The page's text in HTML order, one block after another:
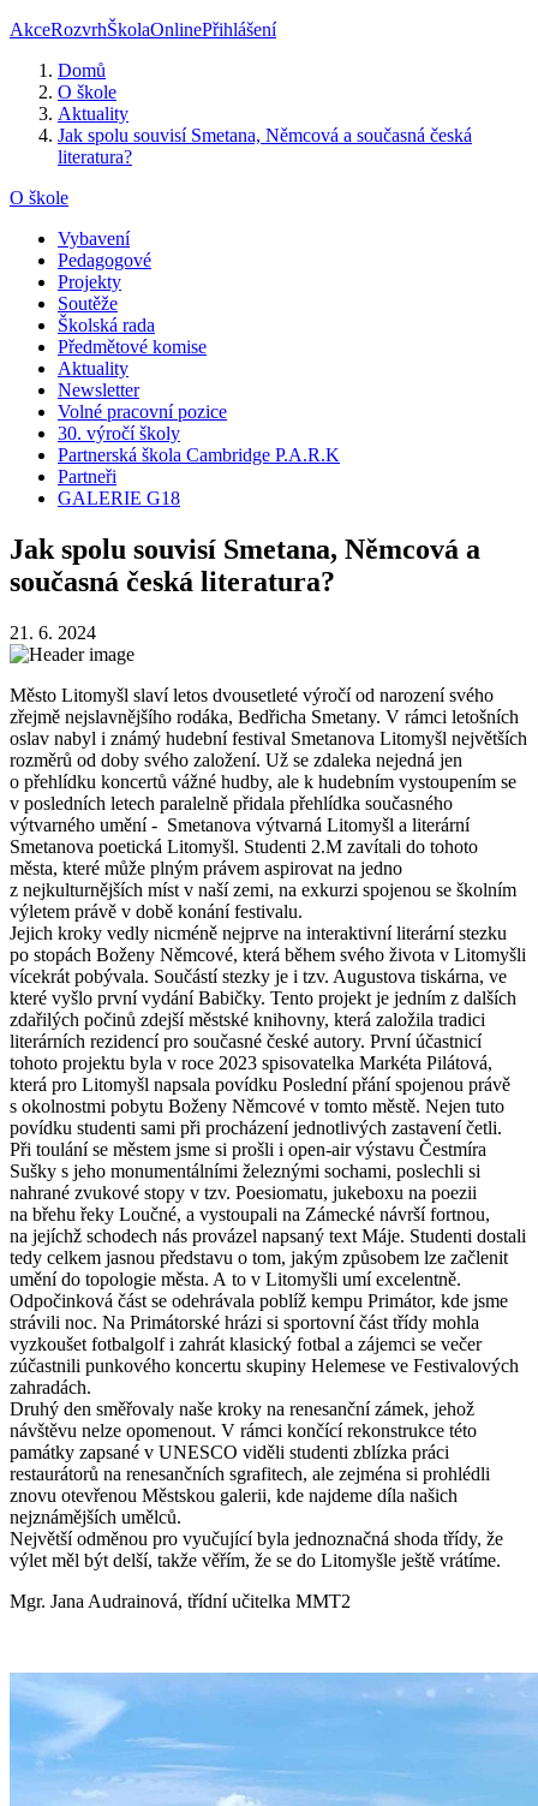
AkceRozvrhŠkolaOnlinePřihlášení
Domů
O škole
Aktuality
Jak spolu souvisí Smetana, Němcová a současná česká
literatura?
O škole
Vybavení
Pedagogové
Projekty
Soutěže
Školská rada
Předmětové komise
Aktuality
Newsletter
Volné pracovní pozice
30. výročí školy
Partnerská škola Cambridge P.A.R.K
Partneři
GALERIE G18
Jak spolu souvisí Smetana, Němcová a
současná česká literatura?
21. 6. 2024
Město Litomyšl slaví letos dvousetleté výročí od narození svého
zřejmě nejslavnějšího rodáka, Bedřicha Smetany. V rámci letošních
oslav nabyl i známý hudební festival Smetanova Litomyšl největších
rozměrů od doby svého založení. Už se zdaleka nejedná jen
o přehlídku koncertů vážné hudby, ale k hudebním vystoupením se
v posledních letech paralelně přidala přehlídka současného
výtvarného umění - Smetanova výtvarná Litomyšl a literární
Smetanova poetická Litomyšl. Studenti 2.M zavítali do tohoto
města, které může plným právem aspirovat na jedno
z nejkulturnějších míst v naší zemi, na exkurzi spojenou se školním
výletem právě v době konání festivalu.
Jejich kroky vedly nicméně nejprve na interaktivní literární stezku
po stopách Boženy Němcové, která během svého života v Litomyšli
vícekrát pobývala. Součástí stezky je i tzv. Augustova tiskárna, ve
které vyšlo první vydání Babičky. Tento projekt je jedním z dalších
zdařilých počinů zdejší městské knihovny, která založila tradici
literárních rezidencí pro současné české autory. První účastnicí
tohoto projektu byla v roce 2023 spisovatelka Markéta Pilátová,
která pro Litomyšl napsala povídku Poslední přání spojenou právě
s okolnostmi pobytu Boženy Němcové v tomto městě. Nejen tuto
povídku studenti sami při procházení jednotlivých zastavení četli.
Při toulání se městem jsme si prošli i open-air výstavu Čestmíra
Sušky s jeho monumentálními železnými sochami, poslechli si
nahrané zvukové stopy v tzv. Poesiomatu, jukeboxu na poezii
na břehu řeky Loučné, a vystoupali na Zámecké návrší fortnou,
na jejíchž schodech nás provázel napsaný text Máje. Studenti dostali
tedy celkem jasnou představu o tom, jakým způsobem lze začlenit
umění do topologie města. A to v Litomyšli umí excelentně.
Odpočinková část se odehrávala poblíž kempu Primátor, kde jsme
strávili noc. Na Primátorské hrázi si sportovní část třídy mohla
vyzkoušet fotbalgolf i zahrát klasický fotbal a zájemci se večer
zúčastnili punkového koncertu skupiny Helemese ve Festivalových
zahradách.
Druhý den směřovaly naše kroky na renesanční zámek, jehož
návštěvu nelze opomenout. V rámci končící rekonstrukce této
památky zapsané v UNESCO viděli studenti zblízka práci
restaurátorů na renesančních sgrafitech, ale zejména si prohlédli
znovu otevřenou Městskou galerii, kde najdeme díla našich
nejznámějších umělců.
Největší odměnou pro vyučující byla jednoznačná shoda třídy, že
výlet měl být delší, takže věřím, že se do Litomyšle ještě vrátíme.
Mgr. Jana Audrainová, třídní učitelka MMT2